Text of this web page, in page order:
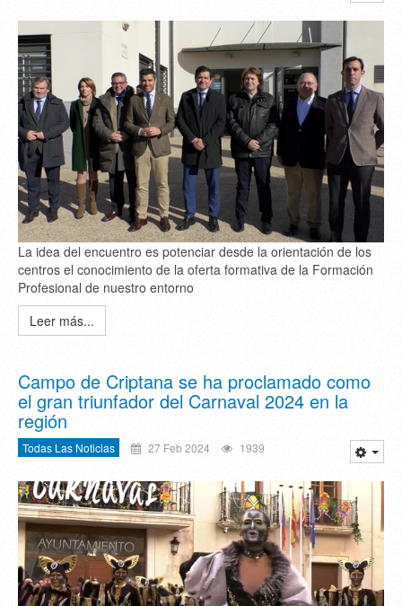
La idea del encuentro es potenciar desde la orientación de los
centros el conocimiento de la oferta formativa de la Formación
Profesional de nuestro entorno
Leer más...
Campo de Criptana se ha proclamado como
el gran triunfador del Carnaval 2024 en la
región
Todas Las Noticias 27 Feb 2024 1939